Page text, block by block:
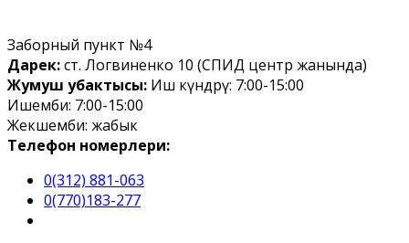
Заборный пункт №4
Дарек:ст. Логвиненко 10 (СПИД центр жанында)
Жумуш убактысы: Иш күндөрү: 7:00-15:00
Ишемби: 7:00-15:00
Жекшемби: жабык
Телефон номерлери:
0(312) 881-063
0(770)183-277